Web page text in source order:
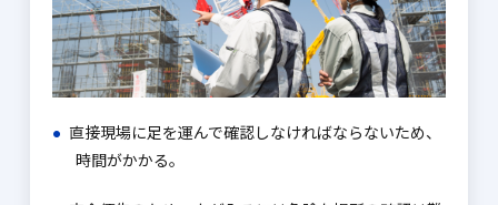
直接現場に足を運んで確認しなければならないため、
時間がかかる。